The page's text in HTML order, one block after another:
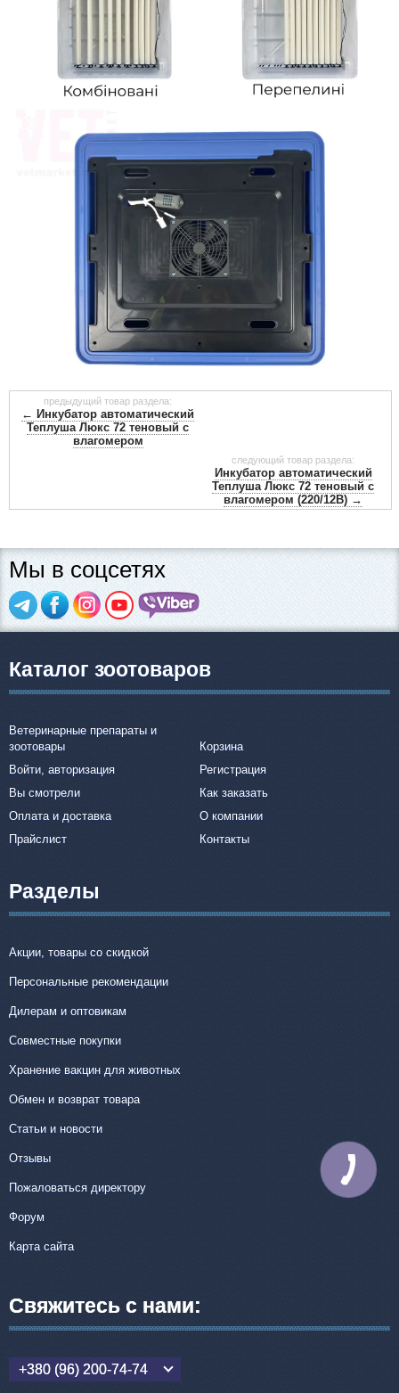
предыдущий товар раздела:
← Инкубатор автоматический
Теплуша Люкс 72 теновый с
влагомером
следующий товар раздела:
Инкубатор автоматический
Теплуша Люкс 72 теновый с
влагомером (220/12В) →
Мы в соцсетях
Каталог зоотоваров
Ветеринарные препараты и
зоотовары
Корзина
Войти, авторизация
Регистрация
Вы смотрели
Как заказать
Оплата и доставка
О компании
Прайслист
Контакты
Разделы
Акции, товары со скидкой
Персональные рекомендации
Дилерам и оптовикам
Совместные покупки
Хранение вакцин для животных
Обмен и возврат товара
Статьи и новости
Отзывы
Пожаловаться директору
Форум
Карта сайта
Свяжитесь с нами:
+380 (96) 200-74-74
КНОПКА
СВЯЗИ